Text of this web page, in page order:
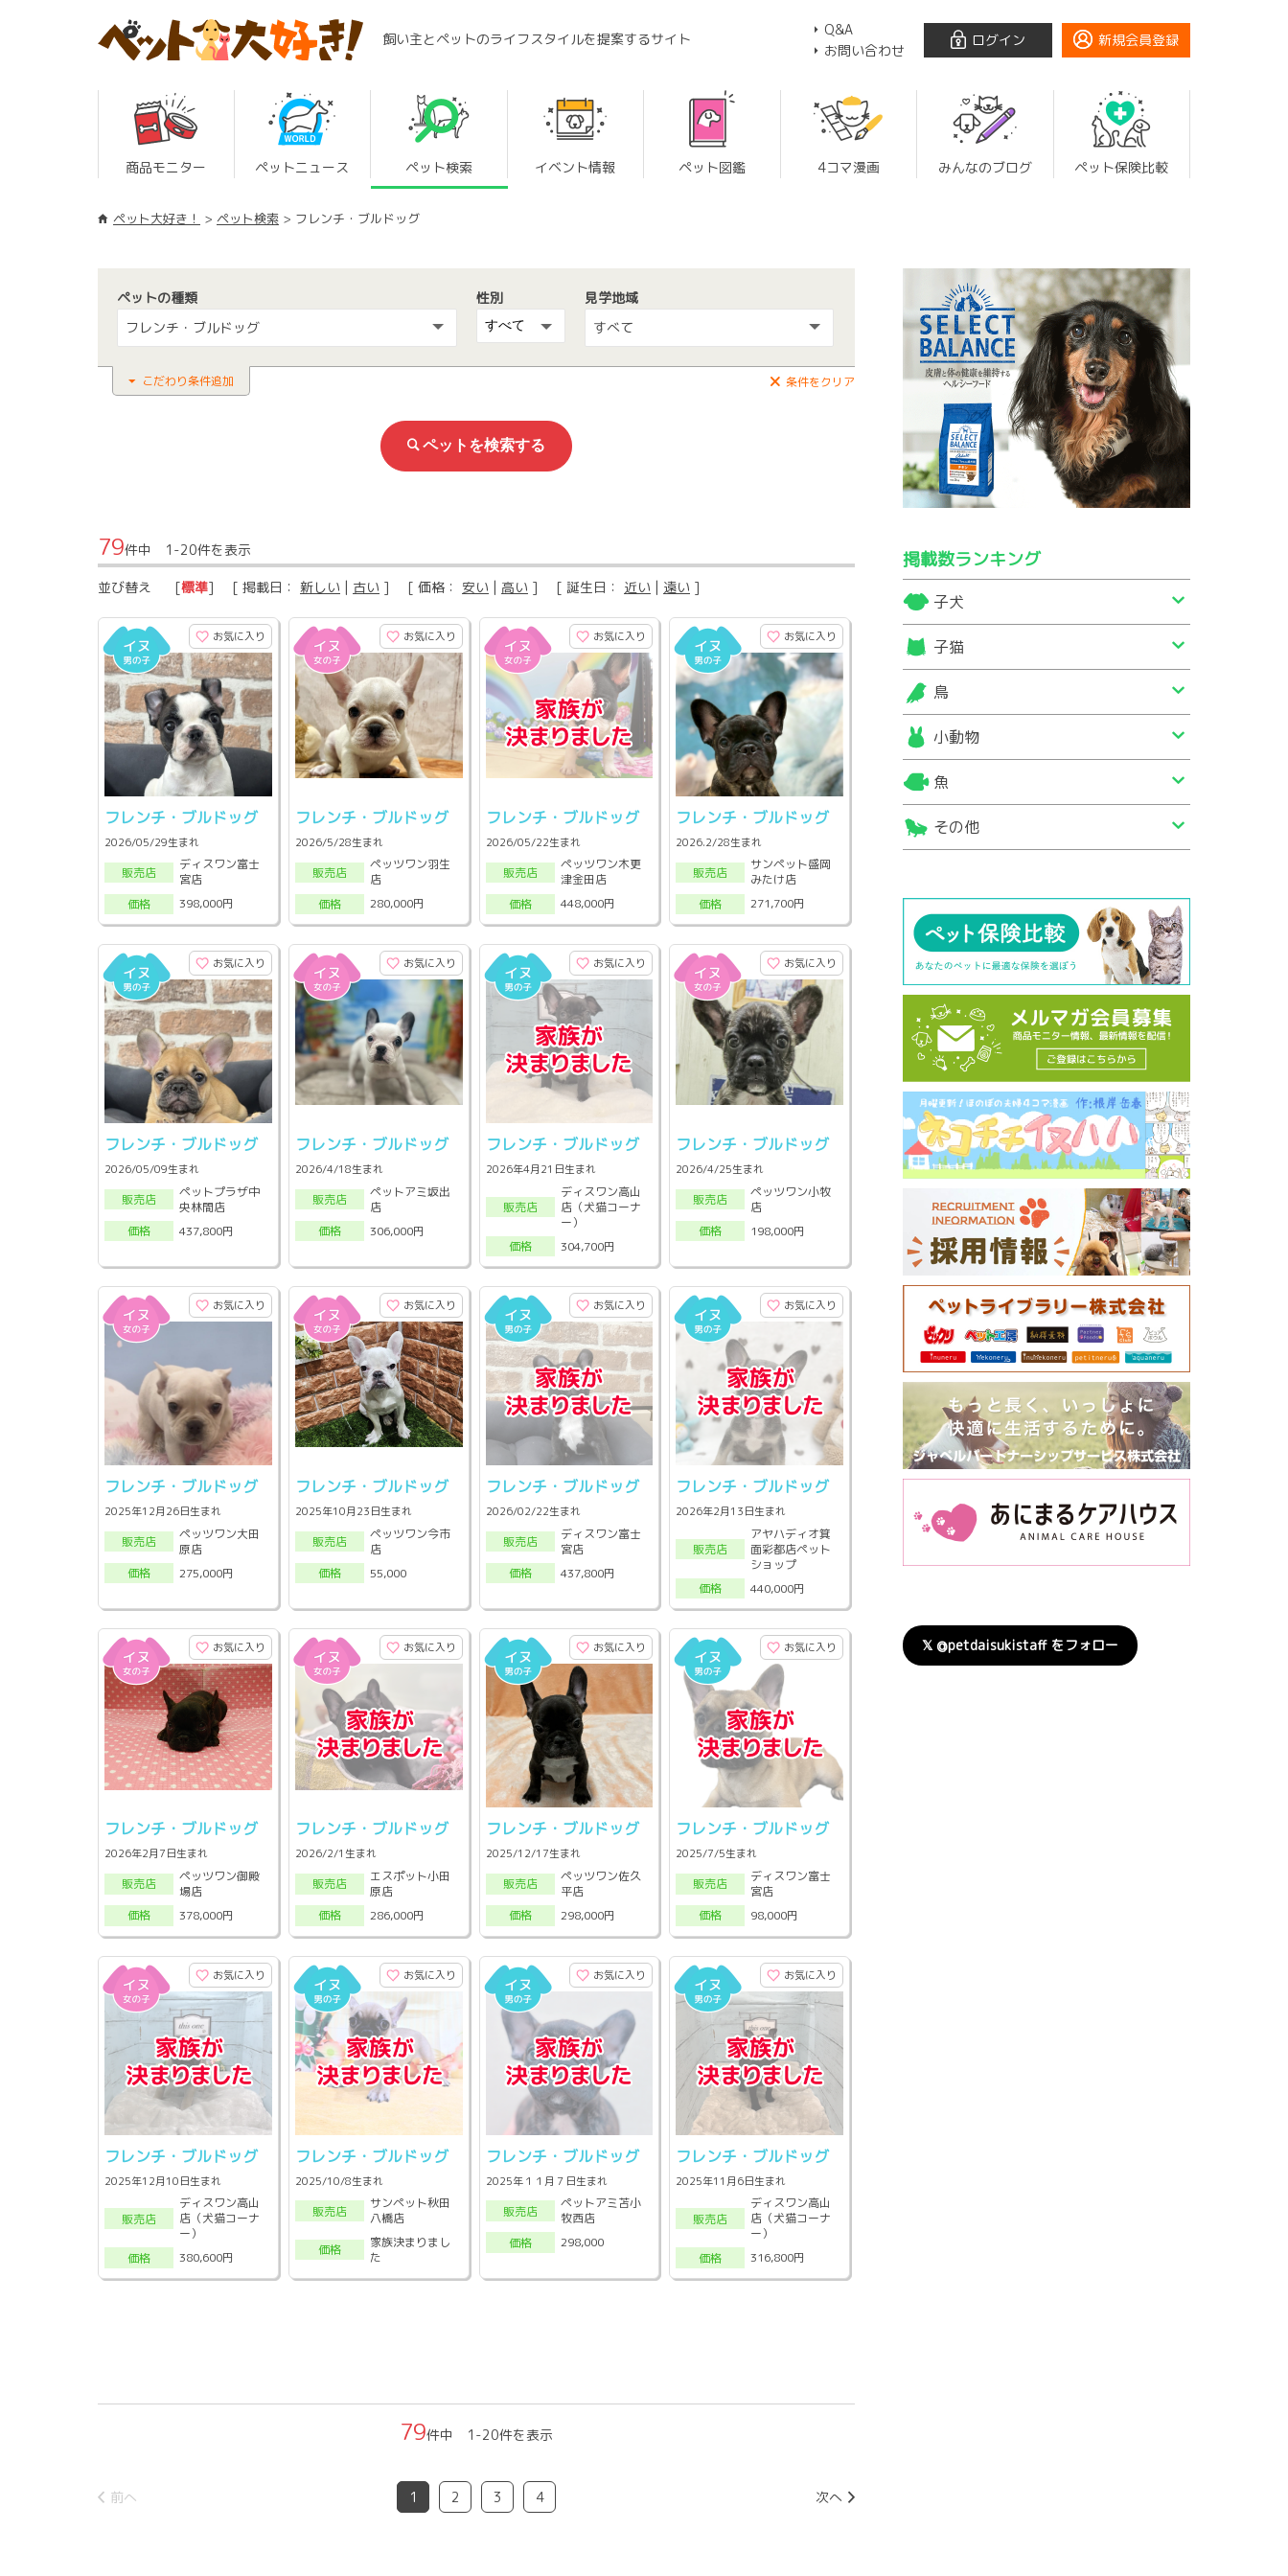
飼い主とペットのライフスタイルを提案するサイト
Q&A
お問い合わせ
ログイン 新規会員登録
商品モニター ペットニュース ペット検索 イベント情報 ペット図鑑 4コマ漫画 みんなのブログ ペット保険比較
ペット大好き！ ペット検索 フレンチ・ブルドッグ
ペットの種類
フレンチ・ブルドッグ
性別
見学地域
すべて
こだわり条件追加 条件をクリア
79件中 1-20件を表示
並び替え [標準] [ 掲載日： 新しい | 古い ] [ 価格： 安い | 高い ] [ 誕生日： 近い | 遠い ]
お気に入り
フレンチ・ブルドッグ
2026/05/29生まれ
販売店
ディスワン富士
宮店
価格
398,000円
お気に入り
フレンチ・ブルドッグ
2026/5/28生まれ
販売店
ペッツワン羽生
店
価格
280,000円
お気に入り
フレンチ・ブルドッグ
2026/05/22生まれ
販売店
ペッツワン木更
津金田店
価格
448,000円
お気に入り
フレンチ・ブルドッグ
2026.2/28生まれ
販売店
サンペット盛岡
みたけ店
価格
271,700円
お気に入り
フレンチ・ブルドッグ
2026/05/09生まれ
販売店
ペットプラザ中
央林間店
価格
437,800円
お気に入り
フレンチ・ブルドッグ
2026/4/18生まれ
販売店
ペットアミ坂出
店
価格
306,000円
お気に入り
フレンチ・ブルドッグ
2026年4月21日生まれ
販売店
ディスワン高山
店（犬猫コーナ
ー）
価格
304,700円
お気に入り
フレンチ・ブルドッグ
2026/4/25生まれ
販売店
ペッツワン小牧
店
価格
198,000円
お気に入り
フレンチ・ブルドッグ
2025年12月26日生まれ
販売店
ペッツワン大田
原店
価格
275,000円
お気に入り
フレンチ・ブルドッグ
2025年10月23日生まれ
販売店
ペッツワン今市
店
価格
55,000
お気に入り
フレンチ・ブルドッグ
2026/02/22生まれ
販売店
ディスワン富士
宮店
価格
437,800円
お気に入り
フレンチ・ブルドッグ
2026年2月13日生まれ
販売店
アヤハディオ箕
面彩都店ペット
ショップ
価格
440,000円
お気に入り
フレンチ・ブルドッグ
2026年2月7日生まれ
販売店
ペッツワン御殿
場店
価格
378,000円
お気に入り
フレンチ・ブルドッグ
2026/2/1生まれ
販売店
エスポット小田
原店
価格
286,000円
お気に入り
フレンチ・ブルドッグ
2025/12/17生まれ
販売店
ペッツワン佐久
平店
価格
298,000円
お気に入り
フレンチ・ブルドッグ
2025/7/5生まれ
販売店
ディスワン富士
宮店
価格
98,000円
お気に入り
フレンチ・ブルドッグ
2025年12月10日生まれ
販売店
ディスワン高山
店（犬猫コーナ
ー）
価格
380,600円
お気に入り
フレンチ・ブルドッグ
2025/10/8生まれ
販売店
サンペット秋田
八橋店
価格
家族決まりまし
た
お気に入り
フレンチ・ブルドッグ
2025年１１月７日生まれ
販売店
ペットアミ苫小
牧西店
価格
298,000
お気に入り
フレンチ・ブルドッグ
2025年11月6日生まれ
販売店
ディスワン高山
店（犬猫コーナ
ー）
価格
316,800円
79件中 1-20件を表示
前へ 1 2 3 4 次へ
掲載数ランキング
子犬
子猫
鳥
小動物
魚
その他
𝕏 @petdaisukistaff をフォロー